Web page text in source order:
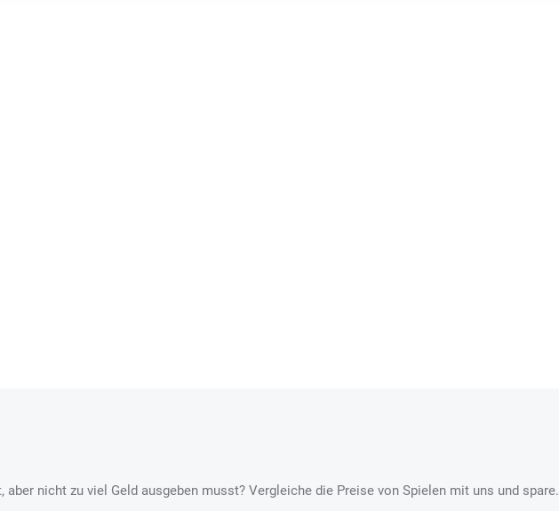
aber nicht zu viel Geld ausgeben musst? Vergleiche die Preise von Spielen mit uns und spare.